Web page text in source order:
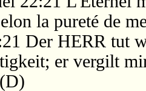
la pureté de
Der HERR tut
er vergilt